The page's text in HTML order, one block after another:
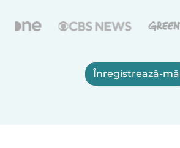
Înregistrează-